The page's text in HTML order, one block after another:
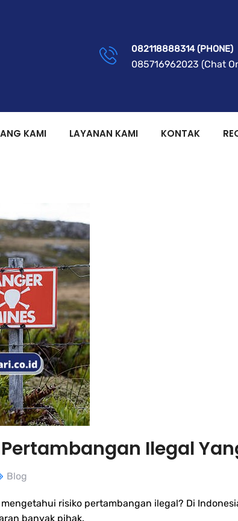
082118888314 (PHONE)
085716962023 (Chat
KAMI LAYANAN KAMI KONTAK
Ilegal
Blog
risiko pertambangan ilegal? Di
banyak pihak.